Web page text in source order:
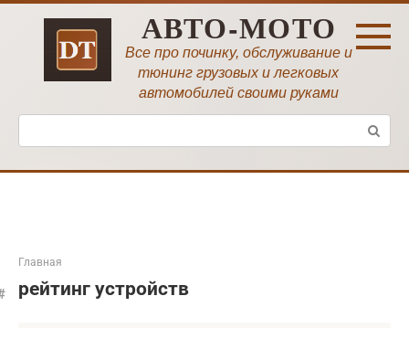
Перейти
АВТО-МОТО
Все про починку, обслуживание и
тюнинг грузовых и легковых
автомобилей своими руками
Поиск:
Главная
рейтинг устройств